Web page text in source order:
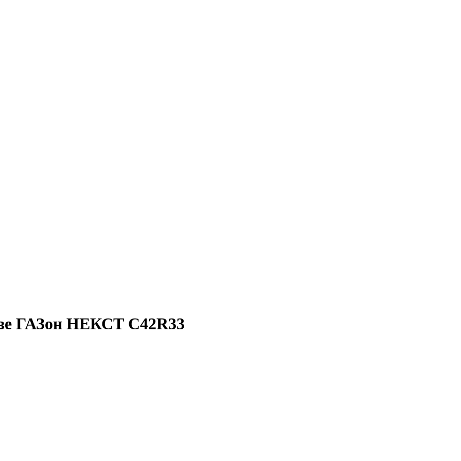
ГАЗон НЕКСТ C42R33